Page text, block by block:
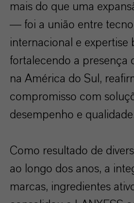
mais do que uma
— foi a união entre
internacional e expertise
fortalecendo a presença
na América do Sul,
compromisso com
desempenho e
Como resultado de
ao longo dos anos, a
marcas, ingredientes